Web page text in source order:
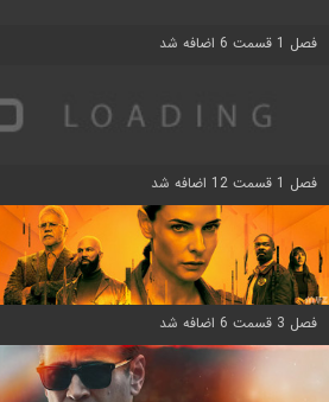
فصل 1 قسمت 6 اضافه شد
فصل 1 قسمت 12 اضافه شد
فصل 3 قسمت 6 اضافه شد